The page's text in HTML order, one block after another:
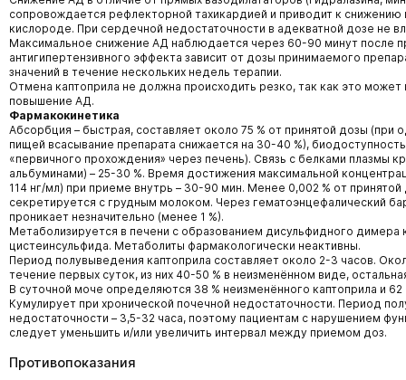
сопровождается рефлекторной тахикардией и приводит к
кислороде. При сердечной недостаточности в адекватной дозе не
Максимальное снижение АД наблюдается через 60-90 минут после
антигипертензивного эффекта зависит от дозы принимаемого
значений в течение нескольких недель терапии.
Отмена каптоприла не должна происходить резко, так как это может
повышение АД.
Фармакокинетика
Абсорбция – быстрая, составляет около 75 % от принятой дозы
пищей всасывание препарата снижается на 30-40 %),
«первичного прохождения» через печень). Связь с белками плазмы
альбуминами) – 25-30 %. Время достижения максимальной
114 нг/мл) при приеме внутрь – 30-90 мин. Менее 0,002 % от принятой
секретируется с грудным молоком. Через гематоэнцефалический
проникает незначительно (менее 1 %).
Метаболизируется в печени с образованием дисульфидного димера
цистеинсульфида. Метаболиты фармакологически неактивны.
Период полувыведения каптоприла составляет около 2-3 часов.
течение первых суток, из них 40-50 % в неизменённом виде,
В суточной моче определяются 38 % неизменённого каптоприла и 62
Кумулирует при хронической почечной недостаточности. Период
недостаточности – 3,5-32 часа, поэтому пациентам с нарушением
следует уменьшить и/или увеличить интервал между приемом доз.
Противопоказания